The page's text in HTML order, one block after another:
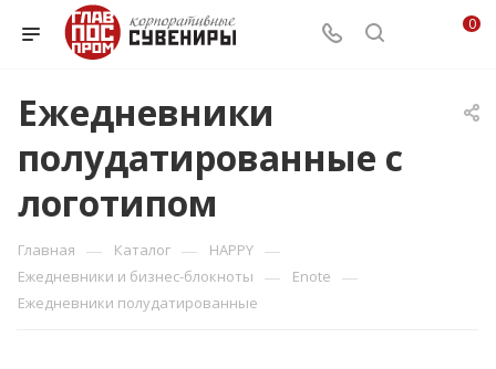
0
Ежедневники
полудатированные с
логотипом
Главная — Каталог — HAPPY —
Ежедневники и бизнес-блокноты — Enote —
Ежедневники полудатированные